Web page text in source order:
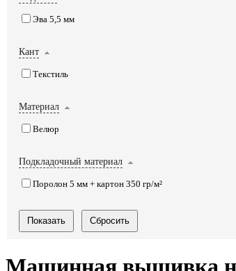
Эва 5,5 мм
Кант
Текстиль
Материал
Велюр
Подкладочный материал
Поролон 5 мм + картон 350 гр/м²